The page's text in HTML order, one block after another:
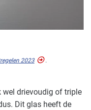
2023 .
wel drievoudig of triple
Dit glas heeft de